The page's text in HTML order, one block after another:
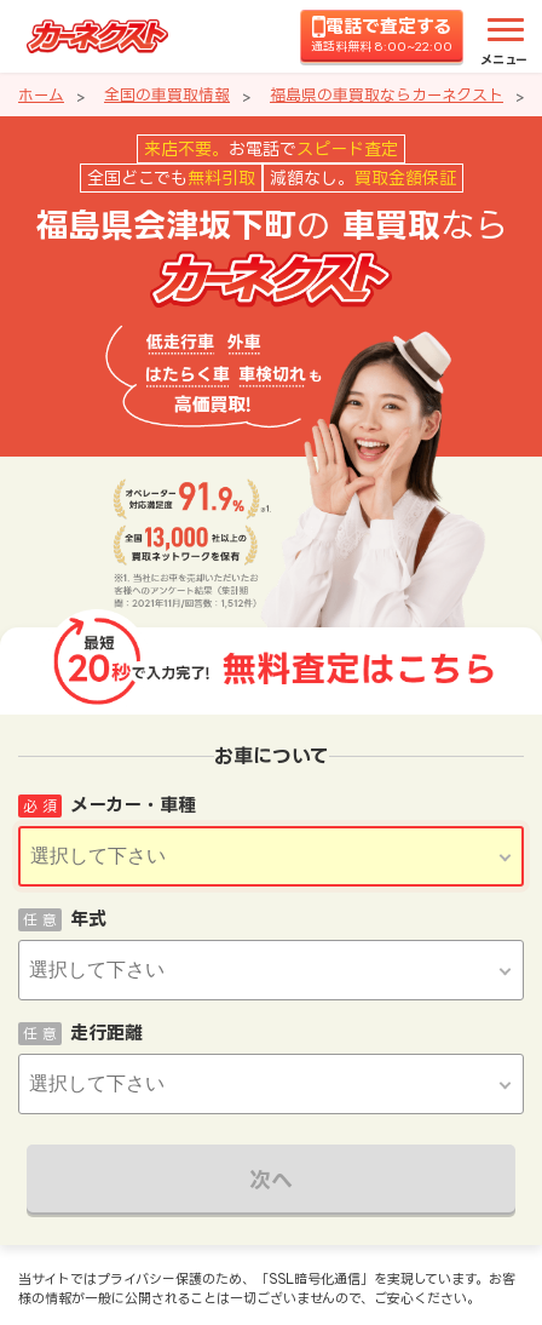
電話で査定する
通話料無料 8:00~22:00
メニュー
ホーム 全国の車買取情報 福島県の車買取ならカーネクスト
福島県会津坂下町の車買取なら
来店不要。 お電話で スピード査定
全国どこでも 無料引取 減額なし。 買取金額保証
福島県会津坂下町の 車買取なら
お車について
メーカー・車種
必 須
年式
任 意
走行距離
任 意
次へ
当サイトではプライバシー保護のため、「SSL暗号化通信」を実現しています。お客
様の情報が一般に公開されることは一切ございませんので、ご安心ください。